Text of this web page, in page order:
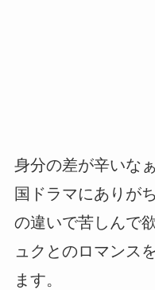
身分の差が辛いな
国ドラマにありが
の違いで苦しんで
ュクとのロマンス
ます。